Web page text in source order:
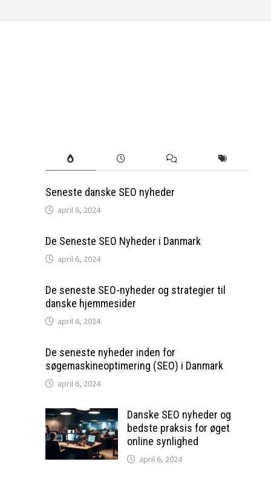
Seneste danske SEO nyheder
april 6, 2024
De Seneste SEO Nyheder i Danmark
april 6, 2024
De seneste SEO-nyheder og strategier til
danske hjemmesider
april 6, 2024
De seneste nyheder inden for
søgemaskineoptimering (SEO) i Danmark
april 6, 2024
Danske SEO nyheder og
bedste praksis for øget
online synlighed
april 6, 2024